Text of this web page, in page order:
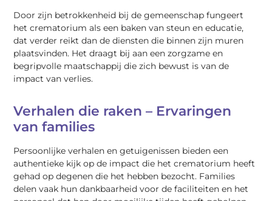
Door zijn betrokkenheid bij de gemeenschap fungeert
het crematorium als een baken van steun en educatie,
dat verder reikt dan de diensten die binnen zijn muren
plaatsvinden. Het draagt bij aan een zorgzame en
begripvolle maatschappij die zich bewust is van de
impact van verlies.
Verhalen die raken – Ervaringen
van families
Persoonlijke verhalen en getuigenissen bieden een
authentieke kijk op de impact die het crematorium heeft
gehad op degenen die het hebben bezocht. Families
delen vaak hun dankbaarheid voor de faciliteiten en het